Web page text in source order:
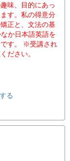
味、目的にあっ
す。私の得意分
正と、文法の基
か日本語英語を
です。 ※受講され
ださい。
る